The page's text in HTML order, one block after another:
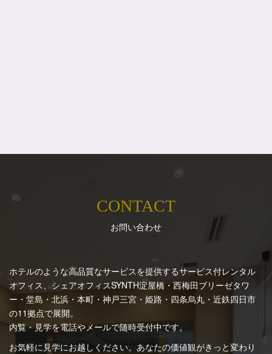
CONTACT
お問い合わせ
ホテルのような高品質なサービスを提供するサービス付レンタル
オフィス、シェアオフィスSYNTH淀屋橋・西梅田ブリーゼタワ
ー・堂島・北浜・本町・神戸三宮・姫路・四条烏丸・近鉄四日市
の11拠点で展開。
内覧・見学を電話やメールで随時受付中です。
お気軽に見学にお越しください。あなたの価値観がきっと変わり